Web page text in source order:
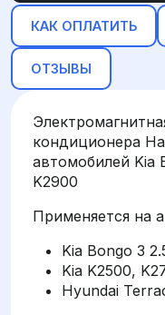
КАК ОПЛАТИТЬ
ОТЗЫВЫ
кондиционера
автомобилей Kia
K2900
Применяется на
Kia Bongo 3
Kia K2500,
Hyundai